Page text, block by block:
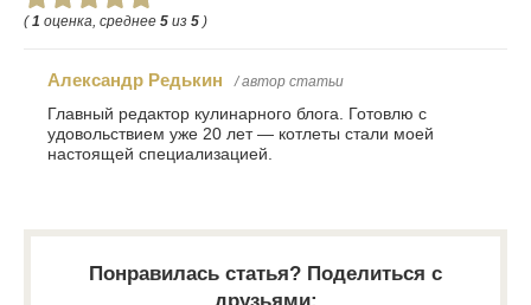
(1 оценка, среднее 5 из 5 )
Александр Редькин / автор статьи
Главный редактор кулинарного блога. Готовлю с
удовольствием уже 20 лет — котлеты стали моей
настоящей специализацией.
Понравилась статья? Поделиться с
друзьями: